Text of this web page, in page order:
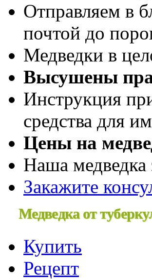
Отправляем в
почтой до
Медведки в
Высушены
Инструкция
средства для
Цены на
Наша медведка
Закажите
Медведка от
Купить
Рецепт